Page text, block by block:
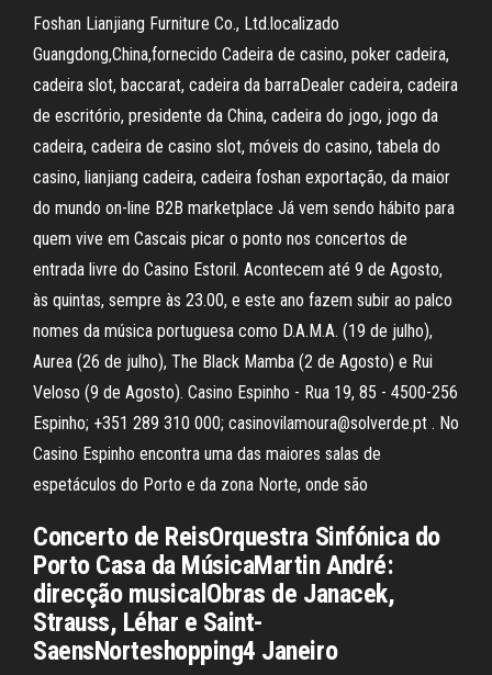
Foshan Lianjiang Furniture Co., Ltd.localizado
Guangdong,China,fornecido Cadeira de casino, poker cadeira,
cadeira slot, baccarat, cadeira da barraDealer cadeira, cadeira
de escritório, presidente da China, cadeira do jogo, jogo da
cadeira, cadeira de casino slot, móveis do casino, tabela do
casino, lianjiang cadeira, cadeira foshan exportação, da maior
do mundo on-line B2B marketplace Já vem sendo hábito para
quem vive em Cascais picar o ponto nos concertos de
entrada livre do Casino Estoril. Acontecem até 9 de Agosto,
às quintas, sempre às 23.00, e este ano fazem subir ao palco
nomes da música portuguesa como D.A.M.A. (19 de julho),
Aurea (26 de julho), The Black Mamba (2 de Agosto) e Rui
Veloso (9 de Agosto). Casino Espinho - Rua 19, 85 - 4500-256
Espinho; +351 289 310 000; casinovilamoura@solverde.pt . No
Casino Espinho encontra uma das maiores salas de
espetáculos do Porto e da zona Norte, onde são
Concerto de ReisOrquestra Sinfónica do
Porto Casa da MúsicaMartin André:
direcção musicalObras de Janacek,
Strauss, Léhar e Saint-
SaensNorteshopping4 Janeiro